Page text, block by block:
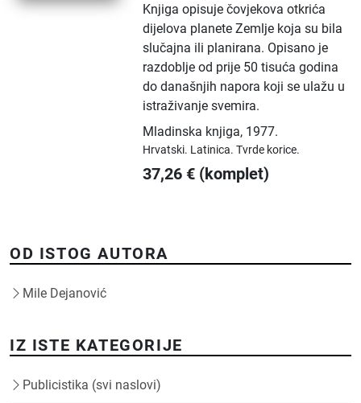
Knjiga opisuje čovjekova otkrića
dijelova planete Zemlje koja su bila
slučajna ili planirana. Opisano je
razdoblje od prije 50 tisuća godina
do današnjih napora koji se ulažu u
istraživanje svemira.
Mladinska knjiga, 1977.
Hrvatski. Latinica.Tvrde korice.
37,26 € (komplet)
OD ISTOG AUTORA
Mile Dejanović
IZ ISTE KATEGORIJE
Publicistika (svi naslovi)